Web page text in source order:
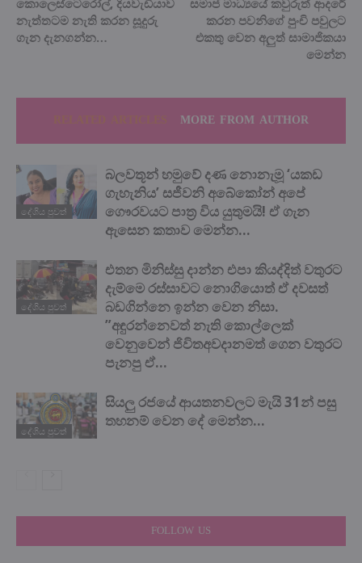
නැත්තටම නැති කරන සූදුරු
ගැන දැනගන්න…
කරන පවනිගේ පුංචි පවුලට
එකතු වෙන අලුත් සාමාජිකයා
මෙන්න
MORE FROM AUTHOR
දේශිය පුවත්
බලවතූන් හමුවේ දණ නොනැමූ ‘යකඩ
ගැහැනිය’ සජීවනි අබේකෝන් අපේ
ගෞරවයට පාත්‍ර විය යුතුමයි! ඒ ගැන
ඇසෙන කතාව මෙන්න…
දේශිය පුවත්
එතන මිනිස්සු දාන්න එපා කියද්දිත් වතුරට
දැම්මෙ රස්සාවට නොගියොත් ඒ දවසත්
බඩගින්නෙ ඉන්න වෙන නිසා.
”අඳුරන්නෙවත් නැති කොල්ලෙක්
වෙනුවෙන් ජිවිතඅවදානමත් ගෙන වතුරට
පැනපු ඒ...
දේශිය පුවත්
සියලු රජයේ ආයතනවලට මැයි 31න් පසු
තහනම් වෙන දේ මෙන්න…
FOLLOW US